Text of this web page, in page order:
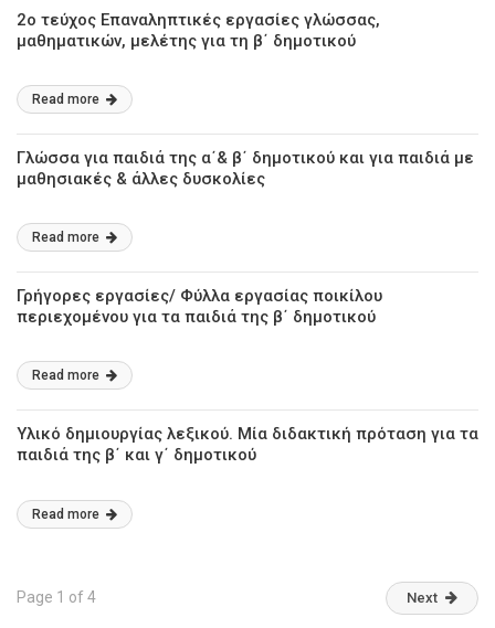
2ο τεύχος Επαναληπτικές εργασίες γλώσσας,
μαθηματικών, μελέτης για τη β΄ δημοτικού
Read more
Γλώσσα για παιδιά της α΄& β΄ δημοτικού και για παιδιά με
μαθησιακές & άλλες δυσκολίες
Read more
Γρήγορες εργασίες/ Φύλλα εργασίας ποικίλου
περιεχομένου για τα παιδιά της β΄ δημοτικού
Read more
Υλικό δημιουργίας λεξικού. Μία διδακτική πρόταση για τα
παιδιά της β΄ και γ΄ δημοτικού
Read more
Page 1 of 4 Next